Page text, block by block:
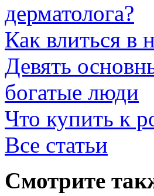
дерматолога?
Как влиться в
Девять
богатые люди
Что купить к
Все статьи
Смотрите